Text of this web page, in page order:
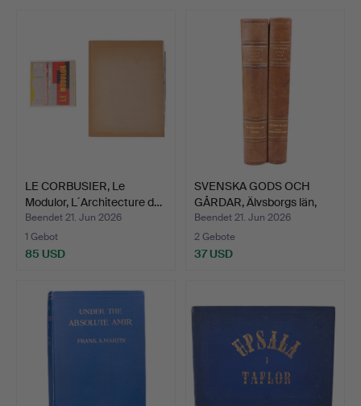
LE CORBUSIER, Le
Modulor, L´Architecture d…
Beendet 21. Jun 2026
1 Gebot
85 USD
SVENSKA GODS OCH
GÅRDAR, Älvsborgs län,
19…
Beendet 21. Jun 2026
2 Gebote
37 USD